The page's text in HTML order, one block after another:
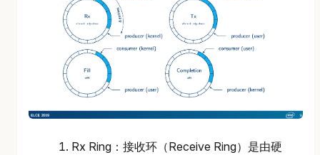
Rx Ring：接收环（Receive Ring）是由硬